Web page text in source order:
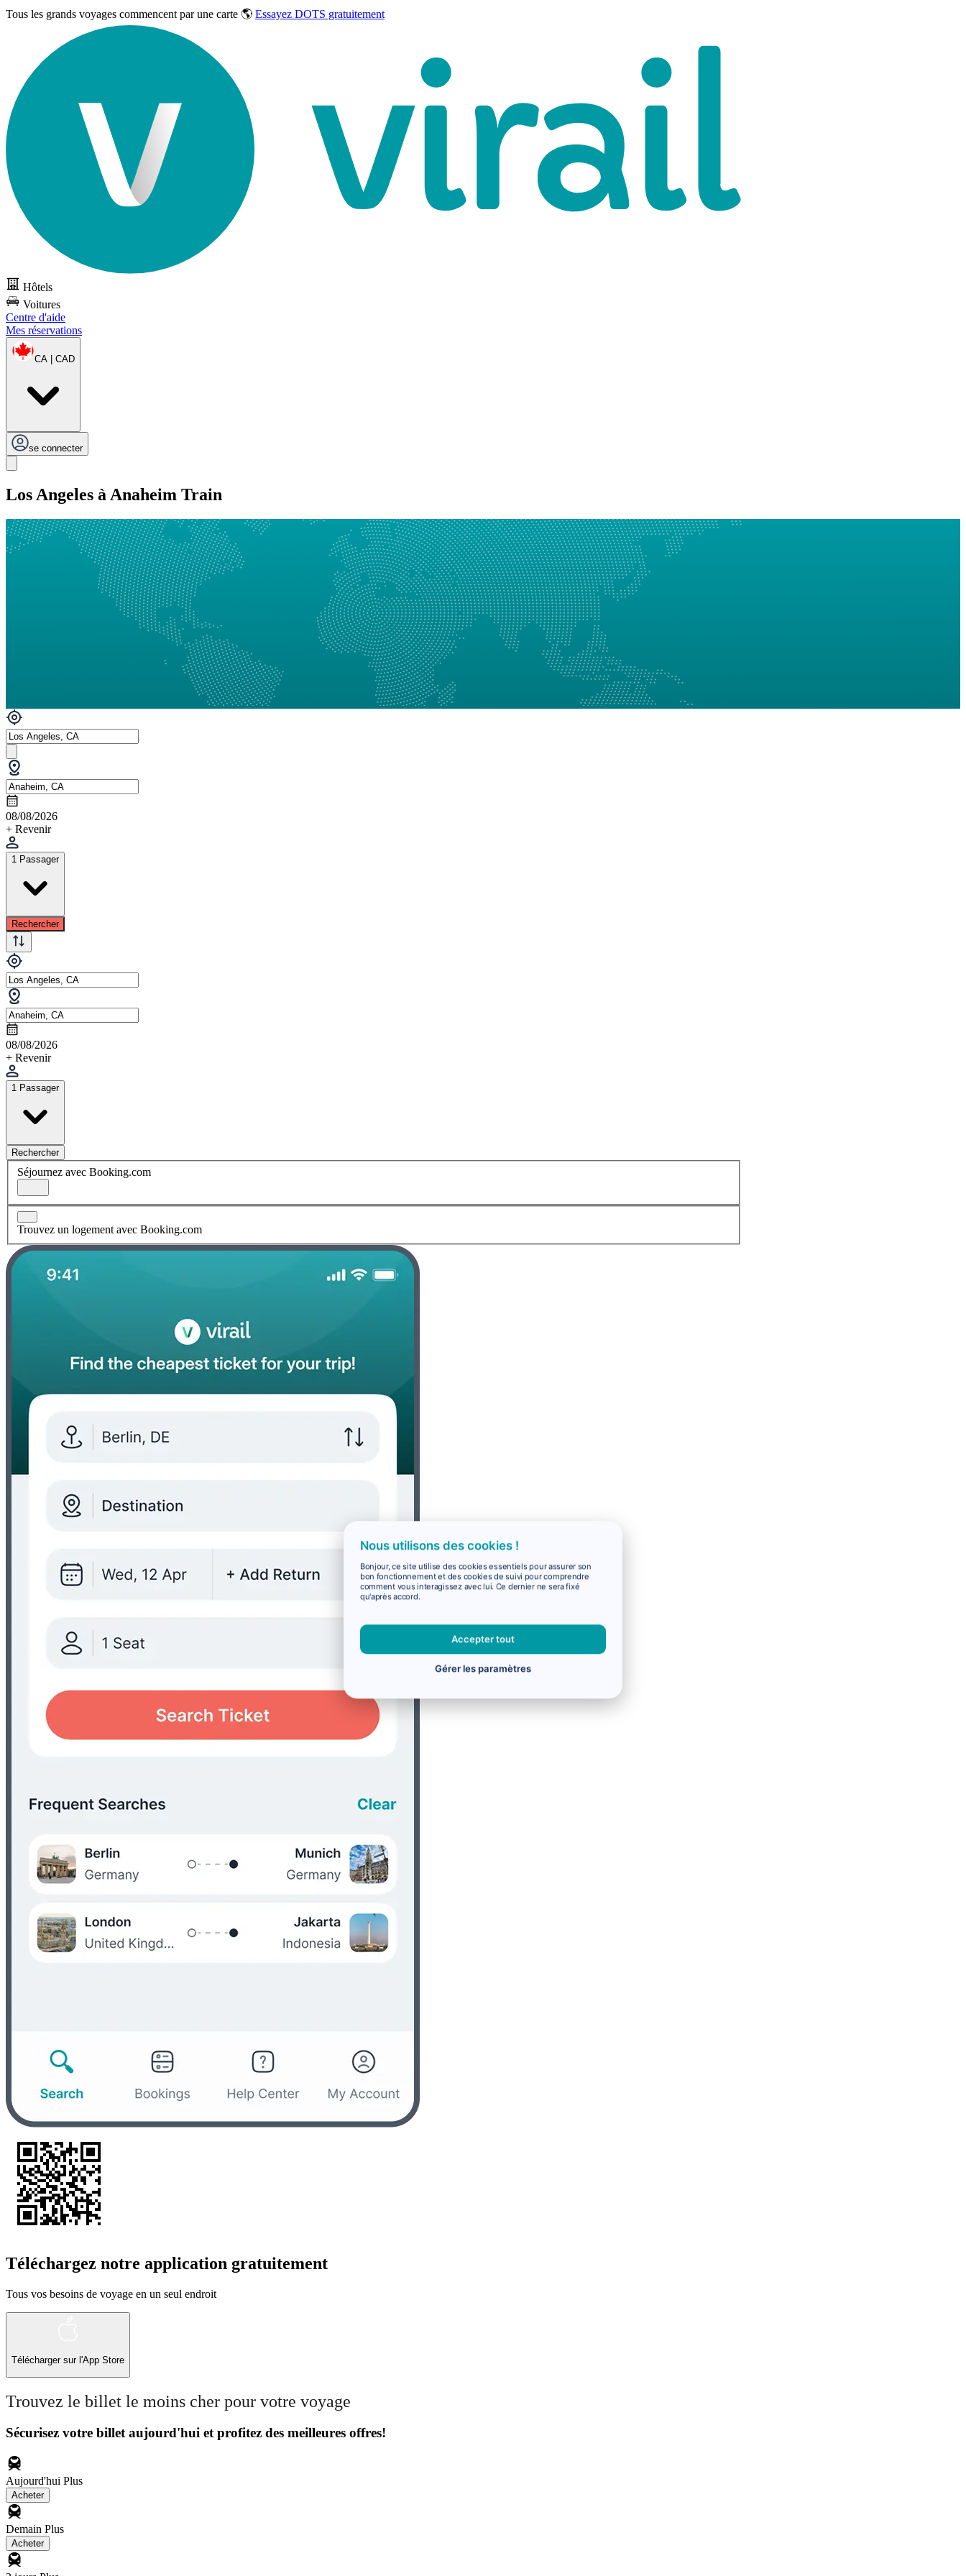
Tous les grands voyages commencent par une carte 🌎 Essayez DOTS gratuitement
Hôtels
Voitures
Centre d'aide
Mes réservations
CA | CAD
se connecter
Los Angeles à Anaheim Train
08/08/2026
+ Revenir
1 Passager
Rechercher
08/08/2026
+ Revenir
1 Passager
Rechercher
Séjournez avec Booking.com
Trouvez un logement avec Booking.com
Téléchargez notre application gratuitement
Tous vos besoins de voyage en un seul endroit
Télécharger sur l'App Store
Trouvez le billet le moins cher pour votre voyage
Sécurisez votre billet aujourd'hui et profitez des meilleures offres!
Aujourd'hui Plus
Acheter
Demain Plus
Acheter
Nous utilisons des cookies !
Bonjour, ce site utilise des cookies essentiels pour assurer son
bon fonctionnement et des cookies de suivi pour comprendre
comment vous interagissez avec lui. Ce dernier ne sera fixé
qu'après accord.
Accepter tout
Gérer les paramètres